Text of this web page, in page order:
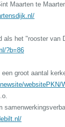
Maarten te
als het "rooster
?b=86
groot aantal
websitePKN/